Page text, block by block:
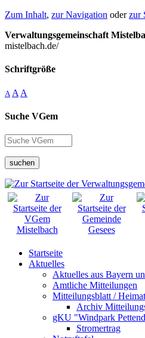
Zum Inhalt, zur Navigation oderzur
Verwaltungsgemeinschaft
mistelbach.de/
Schriftgröße
A A A
Suche VGem
suchen
Startseite
Aktuelles
Aktuelles aus Bayern
Amtliche Mitteilungen
Mitteilungsblatt /
Archiv
gKU "Windpark
Stromertrag